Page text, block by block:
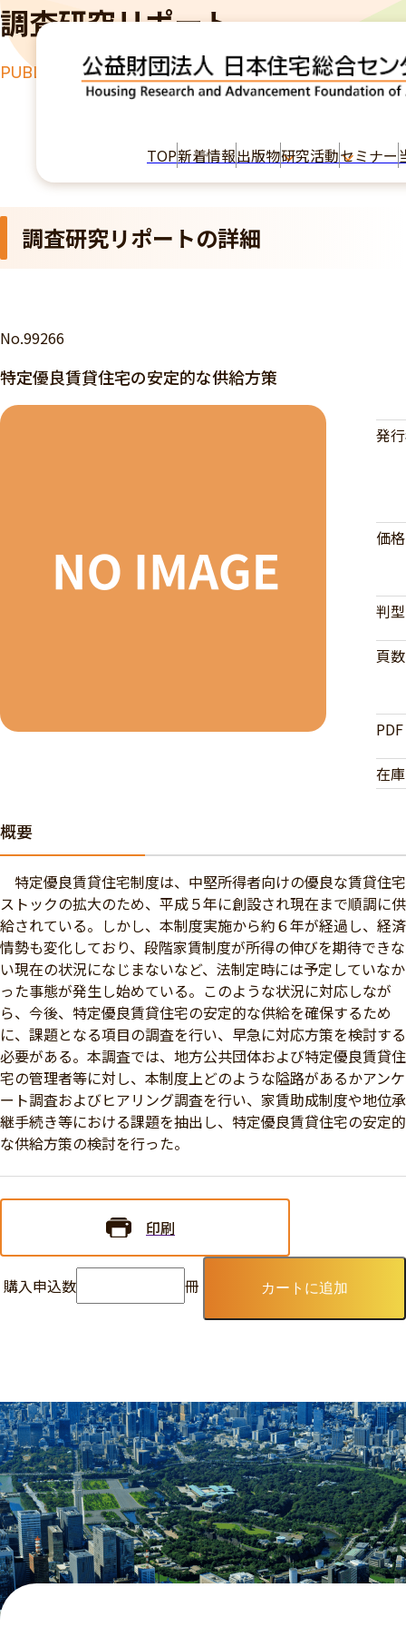
TOP新着情報出版物研究活動セミナー
調査研究リポート
PUBLICATION
調査研究リポートの詳細
No.99266
特定優良賃貸住宅の安定的な供給方策
発
価
判型
頁数
PDF
在庫
概要
特定優良賃貸住宅制度は、中堅所得者向けの優良な賃貸住宅
ストックの拡大のため、平成５年に創設され現在まで順調に供
給されている。しかし、本制度実施から約６年が経過し、経済
情勢も変化しており、段階家賃制度が所得の伸びを期待できな
い現在の状況になじまないなど、法制定時には予定していなか
った事態が発生し始めている。このような状況に対応しなが
ら、今後、特定優良賃貸住宅の安定的な供給を確保するため
に、課題となる項目の調査を行い、早急に対応方策を検討する
必要がある。本調査では、地方公共団体および特定優良賃貸住
宅の管理者等に対し、本制度上どのような隘路があるかアンケ
ート調査およびヒアリング調査を行い、家賃助成制度や地位承
継手続き等における課題を抽出し、特定優良賃貸住宅の安定的
な供給方策の検討を行った。
印刷
購入申込数 冊 カートに追加